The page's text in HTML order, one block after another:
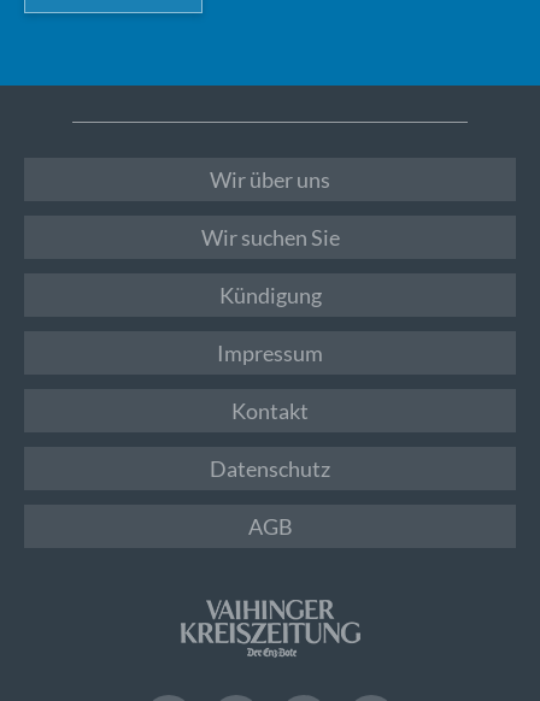
Wir über uns
Wir suchen Sie
Kündigung
Impressum
Kontakt
Datenschutz
AGB